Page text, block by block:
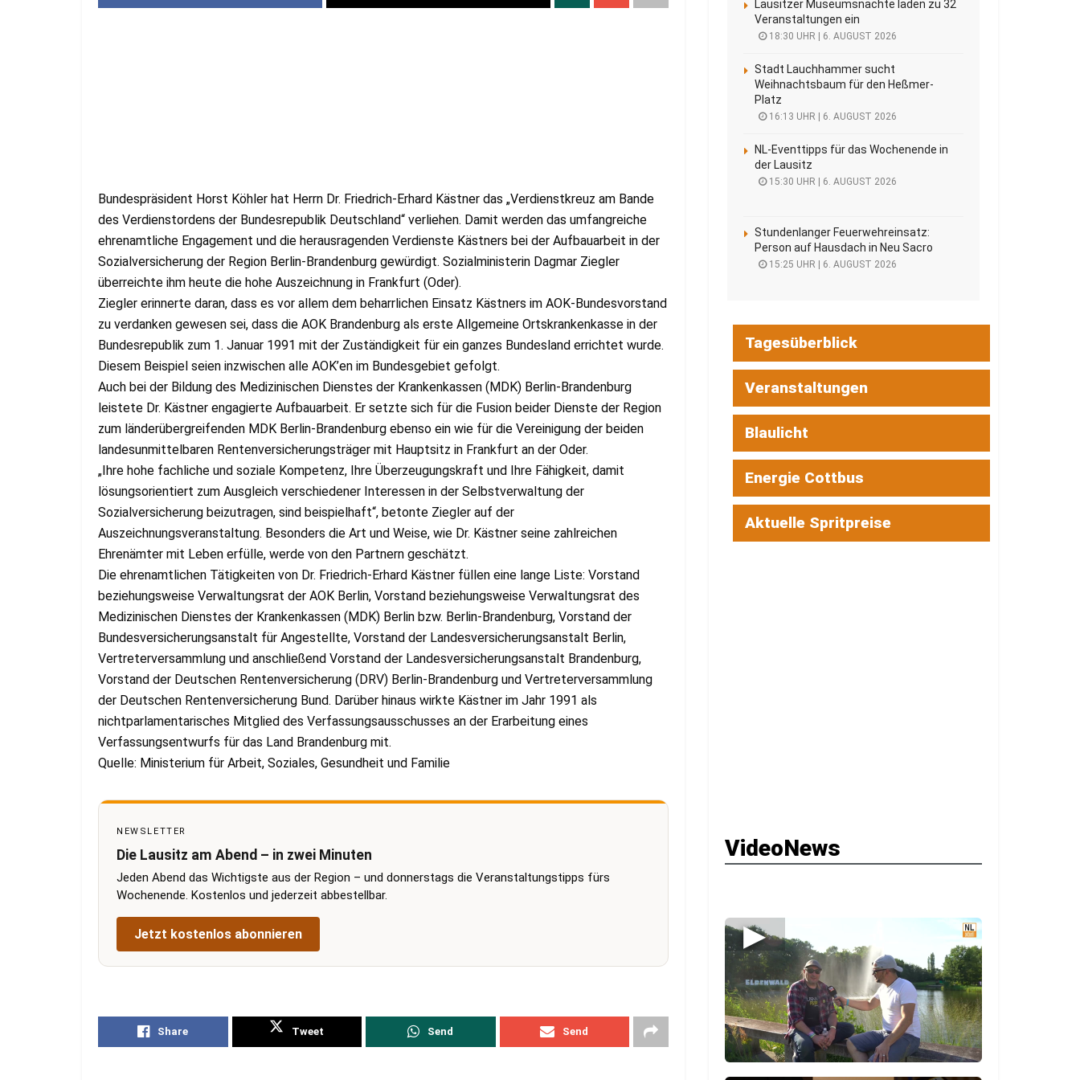
Bundespräsident Horst Köhler hat Herrn Dr. Friedrich-Erhard Kästner das „Verdienstkreuz am Bande
des Verdienstordens der Bundesrepublik Deutschland“ verliehen. Damit werden das umfangreiche
ehrenamtliche Engagement und die herausragenden Verdienste Kästners bei der Aufbauarbeit in der
Sozialversicherung der Region Berlin-Brandenburg gewürdigt. Sozialministerin Dagmar Ziegler
überreichte ihm heute die hohe Auszeichnung in Frankfurt (Oder).
Ziegler erinnerte daran, dass es vor allem dem beharrlichen Einsatz Kästners im AOK-Bundesvorstand
zu verdanken gewesen sei, dass die AOK Brandenburg als erste Allgemeine Ortskrankenkasse in der
Bundesrepublik zum 1. Januar 1991 mit der Zuständigkeit für ein ganzes Bundesland errichtet wurde.
Diesem Beispiel seien inzwischen alle AOK’en im Bundesgebiet gefolgt.
Auch bei der Bildung des Medizinischen Dienstes der Krankenkassen (MDK) Berlin-Brandenburg
leistete Dr. Kästner engagierte Aufbauarbeit. Er setzte sich für die Fusion beider Dienste der Region
zum länderübergreifenden MDK Berlin-Brandenburg ebenso ein wie für die Vereinigung der beiden
landesunmittelbaren Rentenversicherungsträger mit Hauptsitz in Frankfurt an der Oder.
„Ihre hohe fachliche und soziale Kompetenz, Ihre Überzeugungskraft und Ihre Fähigkeit, damit
lösungsorientiert zum Ausgleich verschiedener Interessen in der Selbstverwaltung der
Sozialversicherung beizutragen, sind beispielhaft“, betonte Ziegler auf der
Auszeichnungsveranstaltung. Besonders die Art und Weise, wie Dr. Kästner seine zahlreichen
Ehrenämter mit Leben erfülle, werde von den Partnern geschätzt.
Die ehrenamtlichen Tätigkeiten von Dr. Friedrich-Erhard Kästner füllen eine lange Liste: Vorstand
beziehungsweise Verwaltungsrat der AOK Berlin, Vorstand beziehungsweise Verwaltungsrat des
Medizinischen Dienstes der Krankenkassen (MDK) Berlin bzw. Berlin-Brandenburg, Vorstand der
Bundesversicherungsanstalt für Angestellte, Vorstand der Landesversicherungsanstalt Berlin,
Vertreterversammlung und anschließend Vorstand der Landesversicherungsanstalt Brandenburg,
Vorstand der Deutschen Rentenversicherung (DRV) Berlin-Brandenburg und Vertreterversammlung
der Deutschen Rentenversicherung Bund. Darüber hinaus wirkte Kästner im Jahr 1991 als
nichtparlamentarisches Mitglied des Verfassungsausschusses an der Erarbeitung eines
Verfassungsentwurfs für das Land Brandenburg mit.
Quelle: Ministerium für Arbeit, Soziales, Gesundheit und Familie
NEWSLETTER
Die Lausitz am Abend – in zwei Minuten
Jeden Abend das Wichtigste aus der Region – und donnerstags die Veranstaltungstipps fürs
Wochenende. Kostenlos und jederzeit abbestellbar.
Jetzt kostenlos abonnieren
Share Tweet Send Send
Lausitzer Museumsnächte laden zu 32
Veranstaltungen ein
18:30 UHR | 6. AUGUST 2026
Stadt Lauchhammer sucht
Weihnachtsbaum für den Heßmer-
Platz
16:13 UHR | 6. AUGUST 2026
NL-Eventtipps für das Wochenende in
der Lausitz
15:30 UHR | 6. AUGUST 2026
Stundenlanger Feuerwehreinsatz:
Person auf Hausdach in Neu Sacro
15:25 UHR | 6. AUGUST 2026
Tagesüberblick
Veranstaltungen
Blaulicht
Energie Cottbus
Aktuelle Spritpreise
VideoNews
▶